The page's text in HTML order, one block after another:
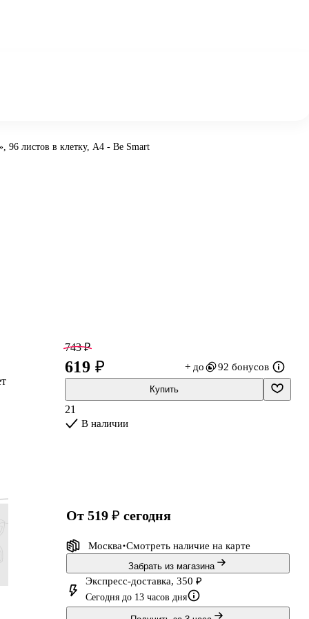
96 листов в клетку, А4 - Be Smart
155 ₽
129 ₽
83 ₽
69 ₽ 359 ₽
743 ₽
619 ₽ + до 92 бонусов
Купить
21
В наличии
от 519 ₽ сегодня
Москва Смотреть наличие на карте
Забрать из магазина
Экспресс-доставка, 350 ₽
Сегодня до 13 часов дня